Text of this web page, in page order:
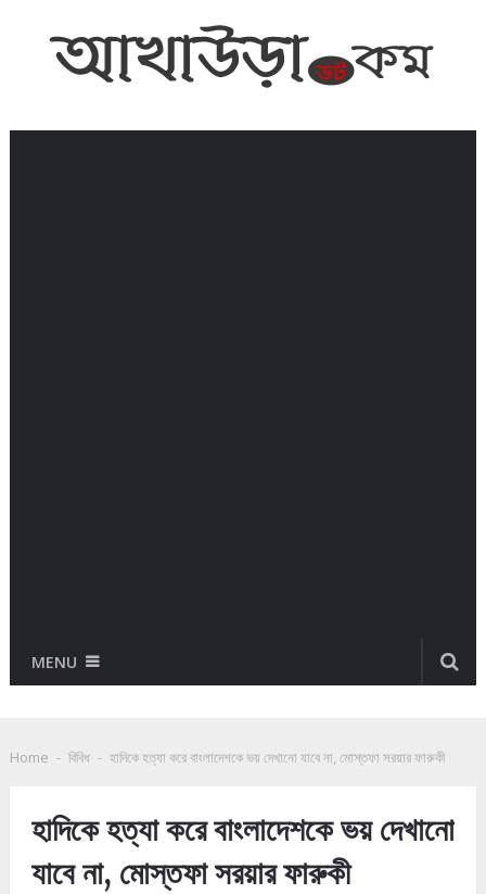
MENU
Home - বিবিধ - হাদিকে হত্যা করে বাংলাদেশকে ভয় দেখানো যাবে না, মোস্তফা সরয়ার ফারুকী
হাদিকে হত্যা করে বাংলাদেশকে ভয় দেখানো
যাবে না, মোস্তফা সরয়ার ফারুকী